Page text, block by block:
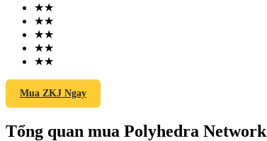
USDT Futures
Futures sử dụng USDT làm tài sản thế chấp
★★
★★
★★
★★
★★
Mua ZKJ Ngay
Tổng quan mua Polyhedra Network